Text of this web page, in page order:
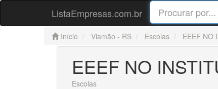
ListaEmpresas.com.br
Início Viamão - RS Escolas EEEF NO
EEEF NO
Escolas